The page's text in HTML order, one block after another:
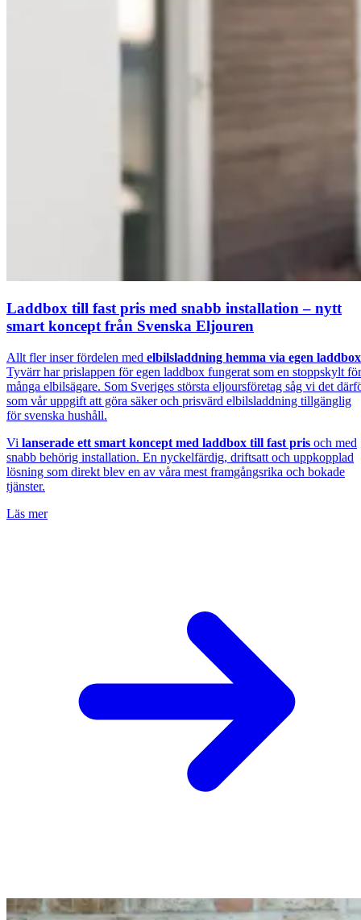
Laddbox till fast pris med snabb installation – nytt
smart koncept från Svenska Eljouren
Allt fler inser fördelen med elbilsladdning hemma via egen laddbox
Tyvärr har prislappen för egen laddbox fungerat som en stoppskylt för
många elbilsägare. Som Sveriges största eljoursföretag såg vi det
som vår uppgift att göra säker och prisvärd elbilsladdning tillgänglig
för svenska hushåll.
Vi lanserade ett smart koncept med laddbox till fast pris och med
snabb behörig installation. En nyckelfärdig, driftsatt och uppkopplad
lösning som direkt blev en av våra mest framgångsrika och bokade
tjänster.
Läs mer